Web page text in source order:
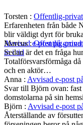
Avvisad e-post på
in i tid
Torsten : Offentlig-
Erfarenheten från både
blir väldigt dyrt för
Marcus:Offentlig-
Sedan är det en fråga
Totalförsvarsförmåga
och en aktör…
Anna : Avvisad e-post
Svar till Björn ovan:
domstolarna på sin
Björn : Avvisad e-post
Återställande av